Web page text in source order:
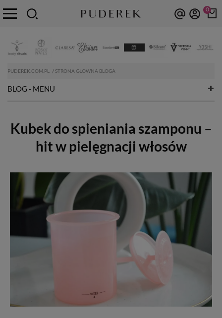
0
PUDEREK.COM.PL STRONA GŁOWNA BLOGA
BLOG - MENU
Kubek do spieniania szamponu –
hit w pielęgnacji włosów